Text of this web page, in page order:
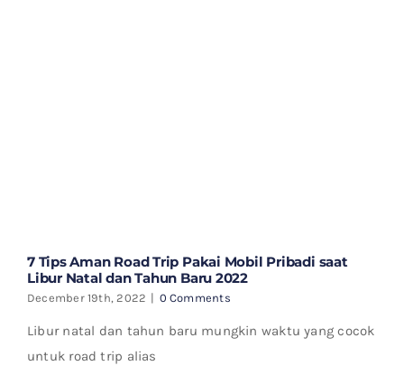
7 Tips Aman Road Trip Pakai Mobil Pribadi saat
Libur Natal dan Tahun Baru 2022
December 19th, 2022 | 0 Comments
Libur natal dan tahun baru mungkin waktu yang cocok
untuk road trip alias